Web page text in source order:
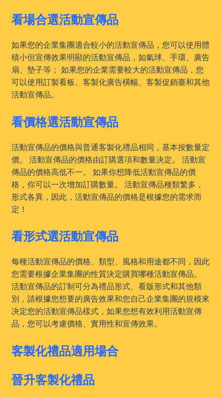
看場合選活動宣傳品
如果您的企業集團適合較小的活動宣傳品，您可以使用體
積小但宣傳效果明顯的活動宣傳品，如氣球、手環、廣告
扇、墊子等； 如果您的企業需要較大的活動宣傳品，您
可以使用訂製看板、客製化廣告橫幅、客製促銷臺和其他
活動宣傳品。
看價格選活動宣傳品
活動宣傳品的價格與普通客製化禮品相同，基本按數量定
價。 活動宣傳品的價格由訂購選項和數量决定。 活動宣
傳品的價格高低不一。 如果你想降低活動宣傳品的價
格，你可以一次增加訂購數量。 活動宣傳品種類繁多，
形式各異，因此，活動宣傳品的價格是根據您的需求而
定！
看形式選活動宣傳品
每種活動宣傳品的價格、類型、風格和用途都不同，因此
您需要根據企業集團的性質決定購買哪種活動宣傳品。
活動宣傳品的訂制可分為禮品形式、看版形式和其他類
別，請根據您想要的廣告效果和您自己企業集團的規模來
决定您的活動宣傳品樣式，如果您想有效利用活動宣傳
品，您可以考慮價格、實用性和宣傳效果。
客製化禮品適用場合
晉升客製化禮品